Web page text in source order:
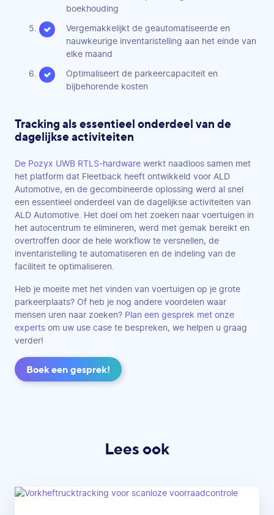
boekhouding
Vergemakkelijkt de geautomatiseerde en
nauwkeurige inventaristelling aan het einde van
elke maand
Optimaliseert de parkeercapaciteit en
bijbehorende kosten
Tracking als essentieel onderdeel van de
dagelijkse activiteiten
De Pozyx UWB RTLS-hardware werkt naadloos samen met
het platform dat Fleetback heeft ontwikkeld voor ALD
Automotive, en de gecombineerde oplossing werd al snel
een essentieel onderdeel van de dagelijkse activiteiten van
ALD Automotive. Het doel om het zoeken naar voertuigen in
het autocentrum te elimineren, werd met gemak bereikt en
overtroffen door de hele workflow te versnellen, de
inventaristelling te automatiseren en de indeling van de
faciliteit te optimaliseren.
Heb je moeite met het vinden van voertuigen op je grote
parkeerplaats? Of heb je nog andere voordelen waar
mensen uren naar zoeken? Plan een gesprek met onze
experts om uw use case te bespreken, we helpen u graag
verder!
Boek een gesprek!
Lees ook